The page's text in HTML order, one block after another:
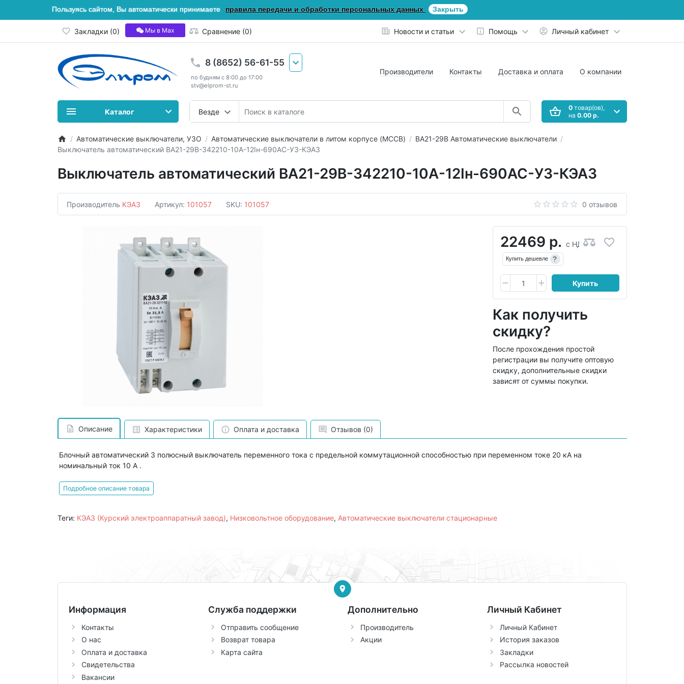
Пользуясь сайтом, Вы автоматически принимаете правила передачи и обработки персональных данных Закрыть
Закладки (0) Мы в Мах Сравнение (0) Новости и статьи Помощь Личный кабинет
8 (8652) 56-61-55
по будням с 8:00 до 17:00
stv@elprom-st.ru
Везде
Производители Контакты Доставка и оплата О компании
0товар(ов),
на 0.00 р.
Каталог
Автоматические выключатели, УЗО Автоматические выключатели в литом корпусе (MCCB)
ВА21-29В Автоматические выключатели
Выключатель автоматический ВА21-29В-342210-10А-12Iн-690AC-У3-КЭАЗ
Выключатель автоматический ВА21-29В-342210-10А-12Iн-690AC-У3-КЭАЗ
Производитель КЭАЗ Артикул: 101057 SKU: 101057 0 отзывов
22469 р. с НДС
Купить дешевле ?
Купить
Как получить
скидку?
После прохождения простой
регистрации вы получите оптовую
скидку, дополнительные скидки
зависят от суммы покупки.
Описание Характеристики Оплата и доставка Отзывов (0)
Блочный автоматический 3 полюсный выключатель переменного тока с предельной коммутационной способностью при переменном токе 20 кА на
номинальный ток 10 А .
Подробное описание товара
Теги: КЭАЗ (Курский электроаппаратный завод), Низковольтное оборудование, Автоматические выключатели стационарные
Информация
Контакты
О нас
Оплата и доставка
Свидетельства
Вакансии
Служба поддержки
Отправить сообщение
Возврат товара
Карта сайта
Дополнительно
Производитель
Акции
Личный Кабинет
Личный Кабинет
История заказов
Закладки
Рассылка новостей